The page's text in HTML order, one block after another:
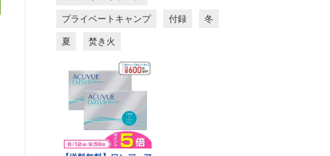
プライベートキャンプ 付録 冬
夏 焚き火